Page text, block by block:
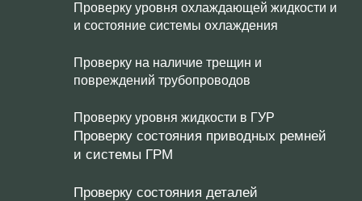
Проверку уровня охлаждающей жидкости и
и состояние системы охлаждения
Проверку на наличие трещин и
повреждений трубопроводов
Проверку уровня жидкости в ГУР
Проверку состояния приводных ремней
и системы ГРМ
Проверку состояния деталей